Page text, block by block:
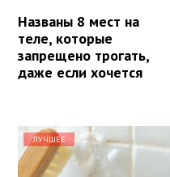
Названы 8 мест на
теле, которые
запрещено трогать,
даже если хочется
ЛУЧШЕЕ